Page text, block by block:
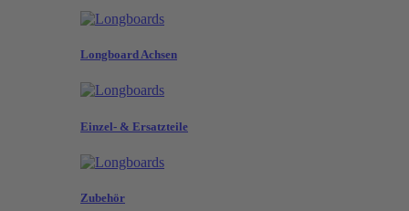
Longboard Achsen
Einzel- & Ersatzteile
Zubehör